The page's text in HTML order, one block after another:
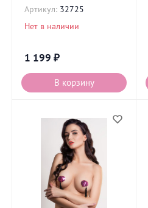
Артикул: 32725
Нет в наличии
1 199 ₽
В корзину